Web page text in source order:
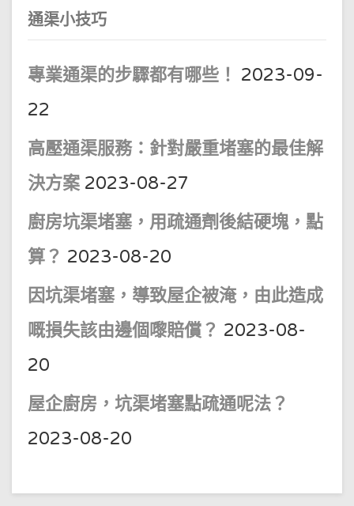
通渠小技巧
專業通渠的步驟都有哪些！ 2023-09-
22
高壓通渠服務：針對嚴重堵塞的最佳解
決方案 2023-08-27
廚房坑渠堵塞，用疏通劑後結硬塊，點
算？ 2023-08-20
因坑渠堵塞，導致屋企被淹，由此造成
嘅損失該由邊個嚟賠償？ 2023-08-
20
屋企廚房，坑渠堵塞點疏通呢法？
2023-08-20